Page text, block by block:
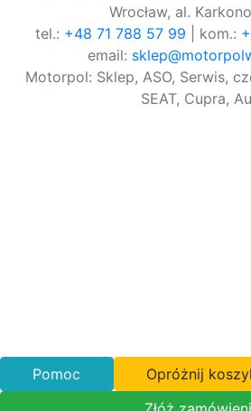
Wrocław, al.
tel.: +48 71 788 57 99 | kom.:
email:
Motorpol: Sklep, ASO, Serwis,
SEAT, Cupra,
Pomoc Opróżnij